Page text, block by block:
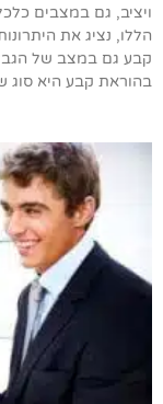
ויציב, גם במצבים
הללו, נציג את
קבע גם במצב של
בהוראת קבע היא סוג